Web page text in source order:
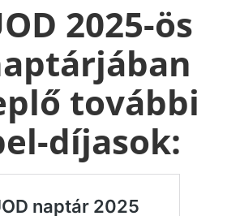
2025-ös
további
díjasok: